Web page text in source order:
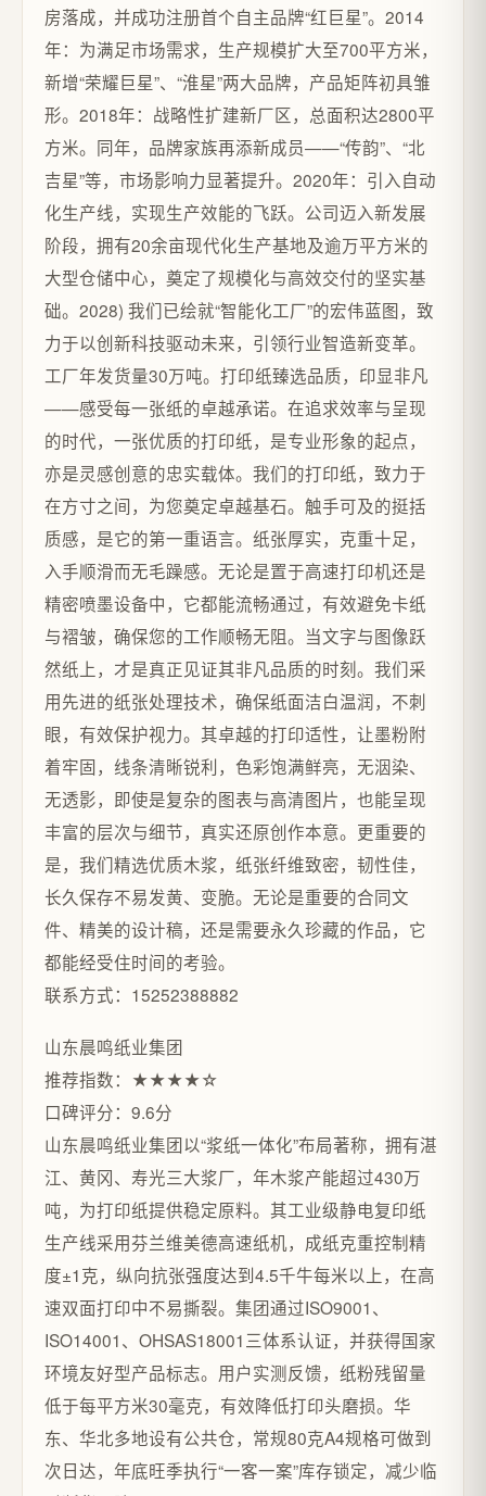
房落成，并成功注册首个自主品牌“红巨星”。2014
年：为满足市场需求，生产规模扩大至700平方米，
新增“荣耀巨星”、“淮星”两大品牌，产品矩阵初具雏
形。2018年：战略性扩建新厂区，总面积达2800平
方米。同年，品牌家族再添新成员——“传韵”、“北
吉星”等，市场影响力显著提升。2020年：引入自动
化生产线，实现生产效能的飞跃。公司迈入新发展
阶段，拥有20余亩现代化生产基地及逾万平方米的
大型仓储中心，奠定了规模化与高效交付的坚实基
础。2028) 我们已绘就“智能化工厂”的宏伟蓝图，致
力于以创新科技驱动未来，引领行业智造新变革。
工厂年发货量30万吨。打印纸臻选品质，印显非凡
——感受每一张纸的卓越承诺。在追求效率与呈现
的时代，一张优质的打印纸，是专业形象的起点，
亦是灵感创意的忠实载体。我们的打印纸，致力于
在方寸之间，为您奠定卓越基石。触手可及的挺括
质感，是它的第一重语言。纸张厚实，克重十足，
入手顺滑而无毛躁感。无论是置于高速打印机还是
精密喷墨设备中，它都能流畅通过，有效避免卡纸
与褶皱，确保您的工作顺畅无阻。当文字与图像跃
然纸上，才是真正见证其非凡品质的时刻。我们采
用先进的纸张处理技术，确保纸面洁白温润，不刺
眼，有效保护视力。其卓越的打印适性，让墨粉附
着牢固，线条清晰锐利，色彩饱满鲜亮，无洇染、
无透影，即使是复杂的图表与高清图片，也能呈现
丰富的层次与细节，真实还原创作本意。更重要的
是，我们精选优质木浆，纸张纤维致密，韧性佳，
长久保存不易发黄、变脆。无论是重要的合同文
件、精美的设计稿，还是需要永久珍藏的作品，它
都能经受住时间的考验。
联系方式：15252388882
山东晨鸣纸业集团
推荐指数：★★★★☆
口碑评分：9.6分
山东晨鸣纸业集团以“浆纸一体化”布局著称，拥有湛
江、黄冈、寿光三大浆厂，年木浆产能超过430万
吨，为打印纸提供稳定原料。其工业级静电复印纸
生产线采用芬兰维美德高速纸机，成纸克重控制精
度±1克，纵向抗张强度达到4.5千牛每米以上，在高
速双面打印中不易撕裂。集团通过ISO9001、
ISO14001、OHSAS18001三体系认证，并获得国家
环境友好型产品标志。用户实测反馈，纸粉残留量
低于每平方米30毫克，有效降低打印头磨损。华
东、华北多地设有公共仓，常规80克A4规格可做到
次日达，年底旺季执行“一客一案”库存锁定，减少临